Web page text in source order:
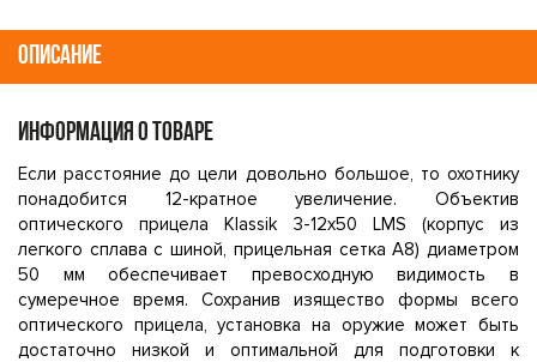
ОПИСАНИЕ
ИНФОРМАЦИЯ О ТОВАРЕ
Если расстояние до цели довольно большое, то охотнику
понадобится 12-кратное увеличение. Объектив
оптического прицела Klassik 3-12x50 LMS (корпус из
легкого сплава с шиной, прицельная сетка A8) диаметром
50 мм обеспечивает превосходную видимость в
сумеречное время. Сохранив изящество формы всего
оптического прицела, установка на оружие может быть
достаточно низкой и оптимальной для подготовки к